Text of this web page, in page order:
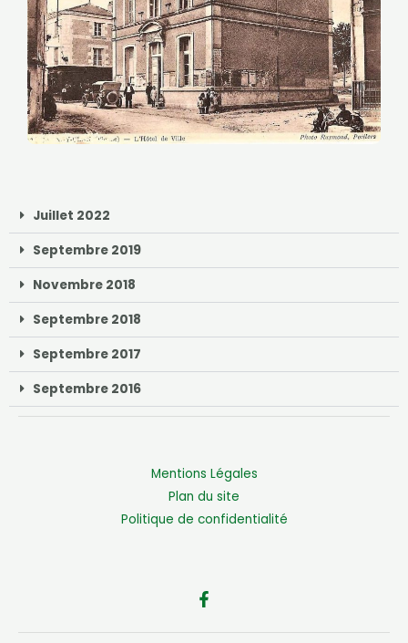
Juillet 2022
Septembre 2019
Novembre 2018
Septembre 2018
Septembre 2017
Septembre 2016
Mentions Légales
Plan du site
Politique de confidentialité